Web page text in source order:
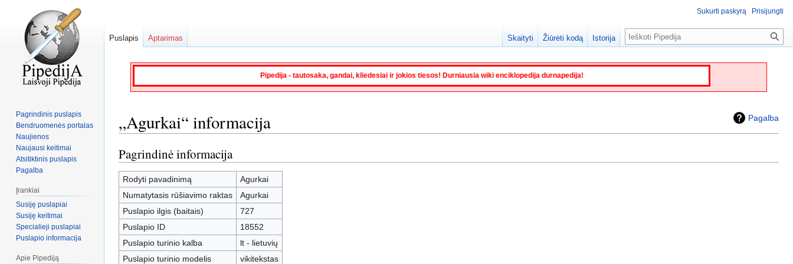
Pipedija - tautosaka, gandai, kliedesiai ir jokios tiesos! Durniausia wiki enciklopedija durnapedija!
Pagalba
„Agurkai“ informacija
Jump
to
navigation
Jump
to
search
Pagrindinė informacija
Rodyti pavadinimą
Agurkai
Numatytasis rūšiavimo raktas
Agurkai
Puslapio ilgis (baitais)
727
Puslapio ID
18552
Puslapio turinio kalba
lt - lietuvių
Puslapio turinio modelis
vikitekstas
Sukurti paskyrą Prisijungti
Puslapis Aptarimas Skaityti Žiūrėti kodą Istorija Paieška
Pagrindinis puslapis
Bendruomenės portalas
Naujienos
Naujausi keitimai
Atsitiktinis puslapis
Pagalba
Įrankiai
Susiję puslapiai
Susiję keitimai
Specialieji puslapiai
Puslapio informacija
Apie Pipediją